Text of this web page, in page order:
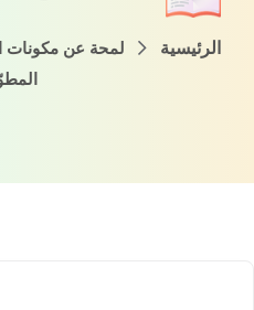
الرئيسية
لمحة عن مكونات